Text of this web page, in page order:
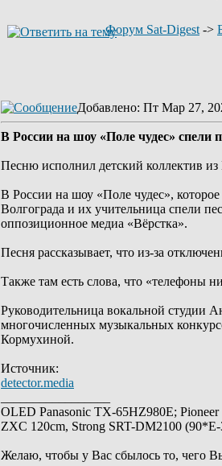
Форум Sat-Digest ->
Добавлено: Пт Мар 27,
В России на шоу «Поле чудес» спели
Песню исполнил детский коллектив из
В России на шоу «Поле чудес»,
Волгограда и их учительница спели
оппозиционное медиа «Вёрстка».
Песня рассказывает, что из-за
Также там есть слова, что «телефоны
Руководительница вокальной студии
многочисленных музыкальных
Кормухиной.
Источник:
detector.media
OLED Panasonic TX-65HZ980E;
ZXC 120cm, Strong SRT-DM2100
Желаю, чтобы у Вас сбылось то, чего